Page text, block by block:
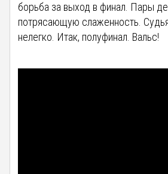
борьба за выход в финал. Пары
потрясающую слаженность.
нелегко. Итак, полуфинал. Вальс!